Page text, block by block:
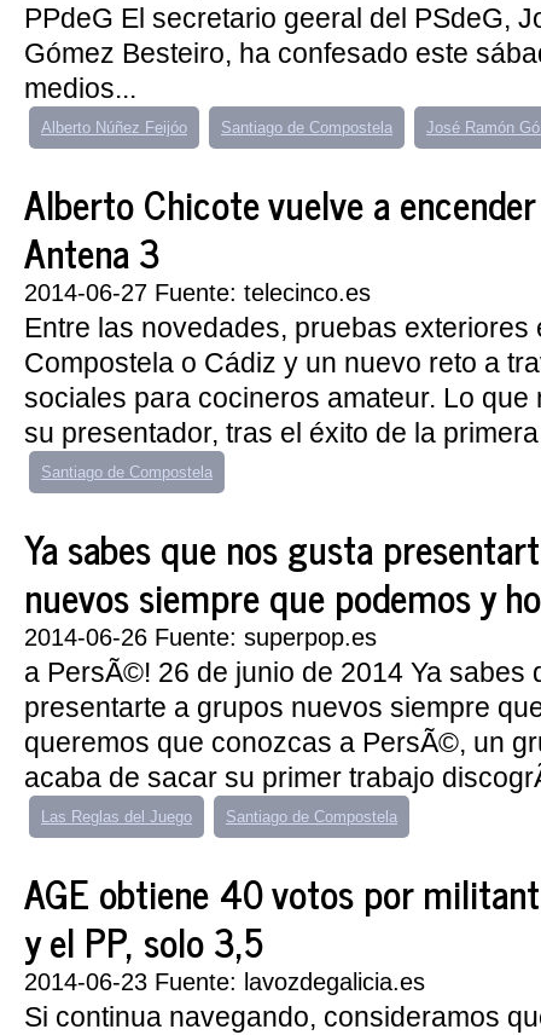
PPdeG El secretario geeral del PSdeG,
Gómez Besteiro, ha confesado este
medios...
Alberto Núñez Feijóo Santiago de Compostela José Ramón
Alberto Chicote vuelve a
Antena 3
2014-06-27 Fuente: telecinco.es
Entre las novedades, pruebas exteriores
Compostela o Cádiz y un nuevo reto a
sociales para cocineros amateur. Lo que
su presentador, tras el éxito de la
Santiago de Compostela
Ya sabes que nos gusta
nuevos siempre que podemos y
2014-06-26 Fuente: superpop.es
a PersÃ©! 26 de junio de 2014 Ya sabes
presentarte a grupos nuevos siempre
queremos que conozcas a PersÃ©, un
acaba de sacar su primer trabajo
Las Reglas del Juego Santiago de Compostela
AGE obtiene 40 votos por
y el PP, solo 3,5
2014-06-23 Fuente: lavozdegalicia.es
Si continua navegando, consideramos